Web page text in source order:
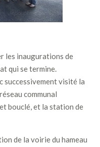
les inaugurations de
qui se termine.
successivement visité la
communal
bouclé, et la station de
de la voirie du hameau